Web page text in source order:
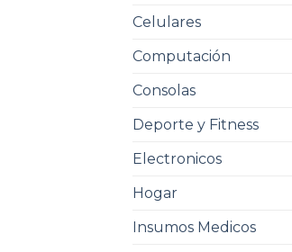
Celulares
Computación
Consolas
Deporte y Fitness
Electronicos
Hogar
Insumos Medicos